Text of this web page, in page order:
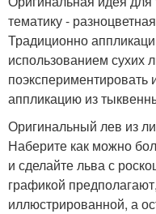
тематику -
Традиционно
использованием сухих
аппликацию из
Оригинальный лев из
Наберите как можно
и сделайте льва с
графикой
иллюстрированной, а